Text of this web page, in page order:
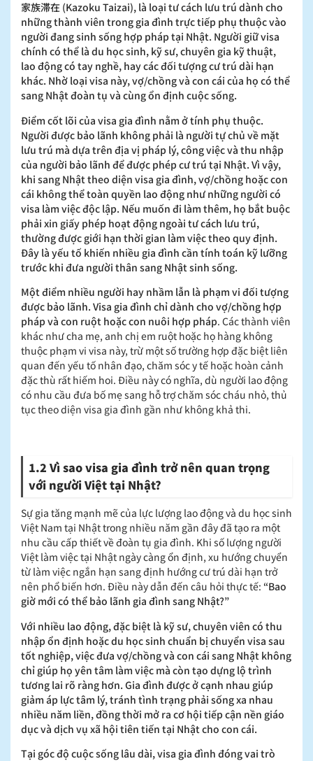
家族滞在 (Kazoku Taizai), là loại tư cách lưu trú dành cho
những thành viên trong gia đình trực tiếp phụ thuộc vào
người đang sinh sống hợp pháp tại Nhật. Người giữ visa
chính có thể là du học sinh, kỹ sư, chuyên gia kỹ thuật,
lao động có tay nghề, hay các đối tượng cư trú dài hạn
khác. Nhờ loại visa này, vợ/chồng và con cái của họ có thể
sang Nhật đoàn tụ và cùng ổn định cuộc sống.
Điểm cốt lõi của visa gia đình nằm ở tính phụ thuộc.
Người được bảo lãnh không phải là người tự chủ về mặt
lưu trú mà dựa trên địa vị pháp lý, công việc và thu nhập
của người bảo lãnh để được phép cư trú tại Nhật. Vì vậy,
khi sang Nhật theo diện visa gia đình, vợ/chồng hoặc con
cái không thể toàn quyền lao động như những người có
visa làm việc độc lập. Nếu muốn đi làm thêm, họ bắt buộc
phải xin giấy phép hoạt động ngoài tư cách lưu trú,
thường được giới hạn thời gian làm việc theo quy định.
Đây là yếu tố khiến nhiều gia đình cần tính toán kỹ lưỡng
trước khi đưa người thân sang Nhật sinh sống.
Một điểm nhiều người hay nhầm lẫn là phạm vi đối tượng
được bảo lãnh. Visa gia đình chỉ dành cho vợ/chồng hợp
pháp và con ruột hoặc con nuôi hợp pháp. Các thành viên
khác như cha mẹ, anh chị em ruột hoặc họ hàng không
thuộc phạm vi visa này, trừ một số trường hợp đặc biệt liên
quan đến yếu tố nhân đạo, chăm sóc y tế hoặc hoàn cảnh
đặc thù rất hiếm hoi. Điều này có nghĩa, dù người lao động
có nhu cầu đưa bố mẹ sang hỗ trợ chăm sóc cháu nhỏ, thủ
tục theo diện visa gia đình gần như không khả thi.
1.2 Vì sao visa gia đình trở nên quan trọng
với người Việt tại Nhật?
Sự gia tăng mạnh mẽ của lực lượng lao động và du học sinh
Việt Nam tại Nhật trong nhiều năm gần đây đã tạo ra một
nhu cầu cấp thiết về đoàn tụ gia đình. Khi số lượng người
Việt làm việc tại Nhật ngày càng ổn định, xu hướng chuyển
từ làm việc ngắn hạn sang định hướng cư trú dài hạn trở
nên phổ biến hơn. Điều này dẫn đến câu hỏi thực tế: “Bao
giờ mới có thể bảo lãnh gia đình sang Nhật?”
Với nhiều lao động, đặc biệt là kỹ sư, chuyên viên có thu
nhập ổn định hoặc du học sinh chuẩn bị chuyển visa sau
tốt nghiệp, việc đưa vợ/chồng và con cái sang Nhật không
chỉ giúp họ yên tâm làm việc mà còn tạo dựng lộ trình
tương lai rõ ràng hơn. Gia đình được ở cạnh nhau giúp
giảm áp lực tâm lý, tránh tình trạng phải sống xa nhau
nhiều năm liền, đồng thời mở ra cơ hội tiếp cận nền giáo
dục và dịch vụ xã hội tiên tiến tại Nhật cho con cái.
Tại góc độ cuộc sống lâu dài, visa gia đình đóng vai trò